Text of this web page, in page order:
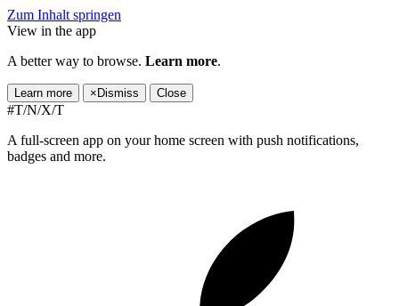
Zum Inhalt springen
View in the app
A better way to browse. Learn more.
Learn more × Dismiss Close
#T/N/X/T
A full-screen app on your home screen with push notifications,
badges and more.